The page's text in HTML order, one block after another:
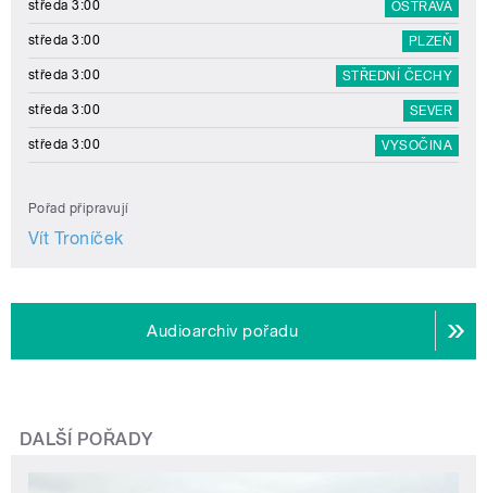
středa 3:00 OSTRAVA
středa 3:00 PLZEŇ
středa 3:00 STŘEDNÍ ČECHY
středa 3:00 SEVER
středa 3:00 VYSOČINA
Pořad připravují
Vít Troníček
Audioarchiv pořadu
DALŠÍ POŘADY